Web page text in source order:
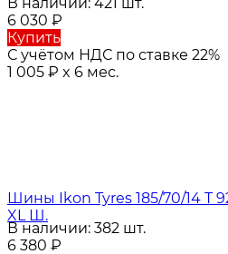
6 030 ₽
Купить
С учётом НДС по ставке 22%
1 005 ₽ x 6 мес.
Шины Ikon Tyres 185/70/14 T
XL Ш.
В наличии: 382 шт.
6 380 ₽